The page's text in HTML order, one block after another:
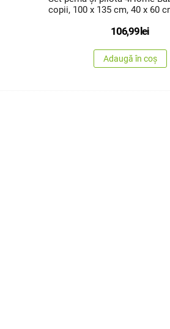
copii, 100 x 135 cm, 40 x 60
106,99lei
Adaugă în coș